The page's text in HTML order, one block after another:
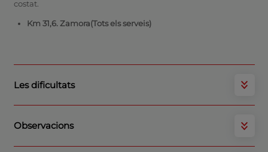
costat.
Km 31,6. Zamora(Tots els serveis)
Les dificultats
Observacions